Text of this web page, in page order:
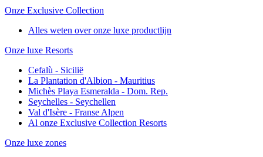
Onze Exclusive Collection
Alles weten over onze luxe productlijn
Onze luxe Resorts
Cefalù - Sicilië
La Plantation d'Albion - Mauritius
Michès Playa Esmeralda - Dom. Rep.
Seychelles - Seychellen
Val d'Isère - Franse Alpen
Al onze Exclusive Collection Resorts
Onze luxe zones